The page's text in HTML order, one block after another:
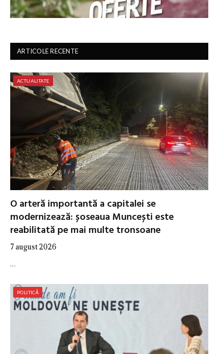
ARTICOLE RECENTE
ACTUALITATE
O arteră importantă a capitalei se
modernizează: șoseaua Muncești este
reabilitată pe mai multe tronsoane
7 august 2026
…
POLITICĂ